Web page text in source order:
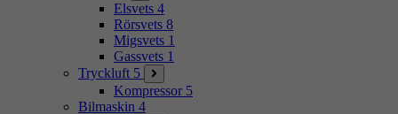
Elsvets 4
Rörsvets 8
Migsvets 1
Gassvets 1
Tryckluft 5
Kompressor 5
Bilmaskin 4